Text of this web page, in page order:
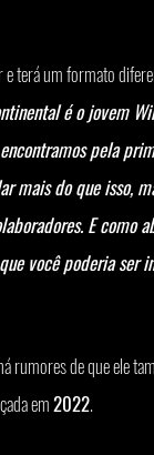
e terá um formato
é o jovem
pela
mais do que isso,
E como
você poderia
rumores de que ele
em 2022.